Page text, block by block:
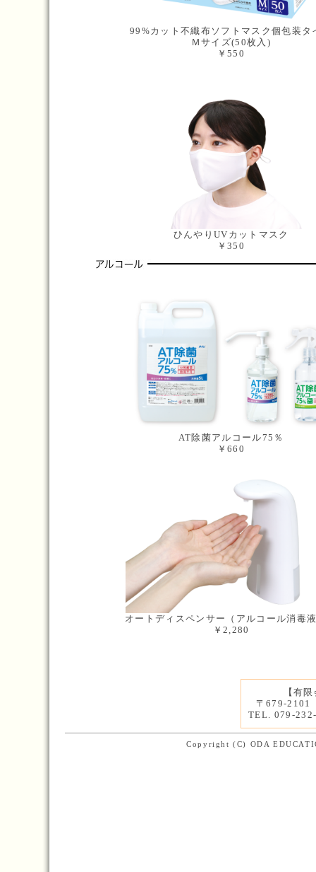
99%カット不織布ソフトマスク個包装タ
Ｍサイズ(50枚入)
￥550
ひんやりUVカットマスク
￥350
AT除菌アルコール75％
￥660
オートディスペンサー（アルコール消毒
￥2,280
【有
〒679-2101
TEL. 079-
Copyright (C) ODA